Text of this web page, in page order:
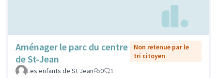
Aménager le parc du centre
de St-Jean
Non retenue par le
tri citoyen
Les enfants de St Jean
0 1